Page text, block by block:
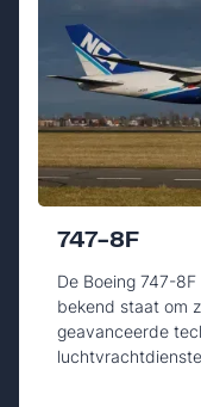
747-8F
De Boeing 747-
bekend staat om
geavanceerde